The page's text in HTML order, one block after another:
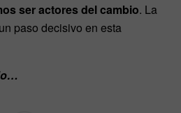
ser actores del cambio. La
paso decisivo en esta